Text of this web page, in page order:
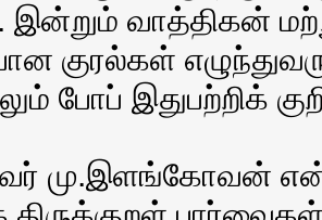
இன்றும் வாத்திகன்
குரல்கள்
போப் இதுபற்றிக்
மு.இளங்கோவன்